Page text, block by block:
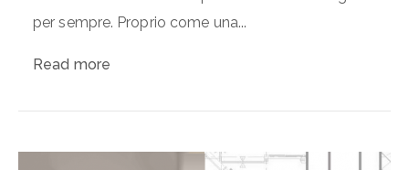
per sempre. Proprio come una...
Read more